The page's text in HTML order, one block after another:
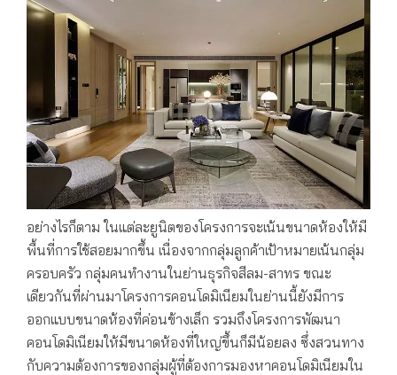
อย่างไรก็ตาม ในแต่ละยูนิตของโครงการจะเน้นขนาดห้องให้มี
พื้นที่การใช้สอยมากขึ้น เนื่องจากกลุ่มลูกค้าเป้าหมายเน้นกลุ่ม
ครอบครัว กลุ่มคนทำงานในย่านธุรกิจสีลม-สาทร ขณะ
เดียวกันที่ผ่านมาโครงการคอนโดมิเนียมในย่านนี้ยังมีการ
ออกแบบขนาดห้องที่ค่อนข้างเล็ก รวมถึงโครงการพัฒนา
คอนโดมิเนียมให้มีขนาดห้องที่ใหญ่ขึ้นก็มีน้อยลง ซึ่งสวนทาง
กับความต้องการของกลุ่มผู้ที่ต้องการมองหาคอนโดมิเนียมใน